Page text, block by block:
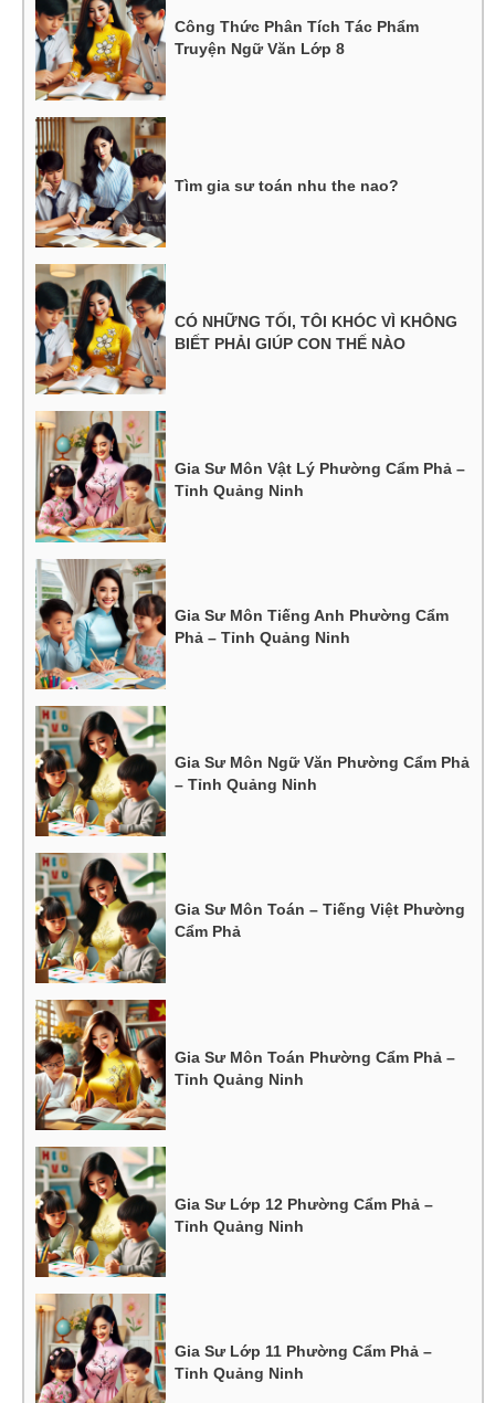
Công Thức Phân Tích Tác Phẩm
Truyện Ngữ Văn Lớp 8
Tìm gia sư toán nhu the nao?
CÓ NHỮNG TỐI, TÔI KHÓC VÌ KHÔNG
BIẾT PHẢI GIÚP CON THẾ NÀO
Gia Sư Môn Vật Lý Phường Cẩm Phả –
Tỉnh Quảng Ninh
Gia Sư Môn Tiếng Anh Phường Cẩm
Phả – Tỉnh Quảng Ninh
Gia Sư Môn Ngữ Văn Phường Cẩm Phả
– Tỉnh Quảng Ninh
Gia Sư Môn Toán – Tiếng Việt Phường
Cẩm Phả
Gia Sư Môn Toán Phường Cẩm Phả –
Tỉnh Quảng Ninh
Gia Sư Lớp 12 Phường Cẩm Phả –
Tỉnh Quảng Ninh
Gia Sư Lớp 11 Phường Cẩm Phả –
Tỉnh Quảng Ninh